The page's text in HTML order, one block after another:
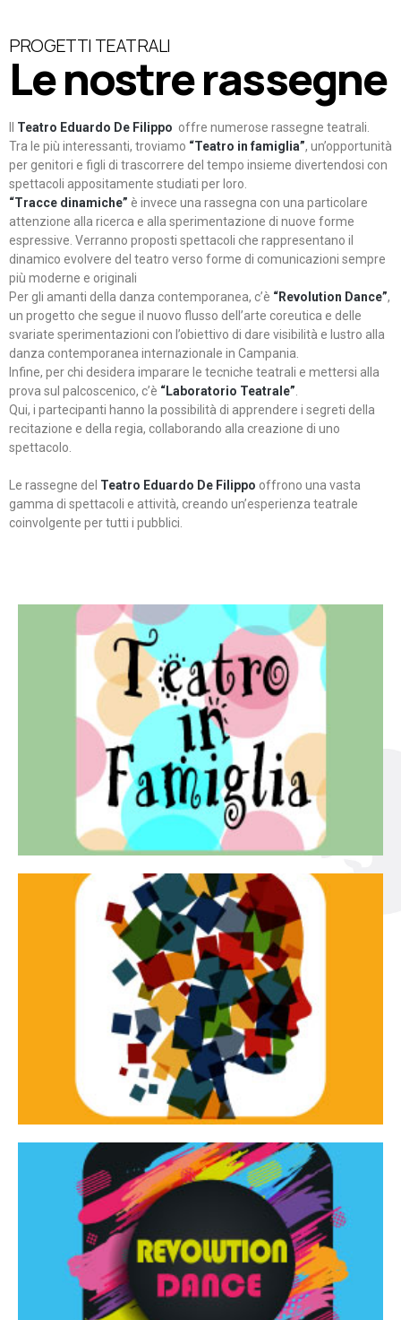
PROGETTI TEATRALI
Le nostre rassegne
Teatro Eduardo De Filippo offre numerose rassegne teatrali.
Tra le più interessanti, troviamo “Teatro in famiglia”, un’opportunità
per genitori e figli di trascorrere del tempo insieme divertendosi con
spettacoli appositamente studiati per loro.
“Tracce dinamiche” è invece una rassegna con una particolare
attenzione alla ricerca e alla sperimentazione di nuove forme
espressive. Verranno proposti spettacoli che rappresentano il
dinamico evolvere del teatro verso forme di comunicazioni sempre
più moderne e originali
Per gli amanti della danza contemporanea, c’è “Revolution Dance”,
un progetto che segue il nuovo flusso dell’arte coreutica e delle
svariate sperimentazioni con l’obiettivo di dare visibilità e lustro alla
danza contemporanea internazionale in Campania.
Infine, per chi desidera imparare le tecniche teatrali e mettersi alla
prova sul palcoscenico, c’è “Laboratorio Teatrale”
Qui, i partecipanti hanno la possibilità di apprendere i segreti della
recitazione e della regia, collaborando alla creazione di uno
spettacolo.
Le rassegne del Teatro Eduardo De Filippo offrono una vasta
gamma di spettacoli e attività, creando un’esperienza teatrale
coinvolgente per tutti i pubblici.
Teatro in famiglia
Teatro In Famiglia è una rassegna di teatro concepita
per far condividere e godere del teatro all’intera
famiglia.
Continua
Tracce dinamiche
Tracce Dinamiche è una rassegna di teatro
d’innovazione e sperimentale.
Continua
Revolution Dance
Rassegna di danza contemporanea – I Edizione